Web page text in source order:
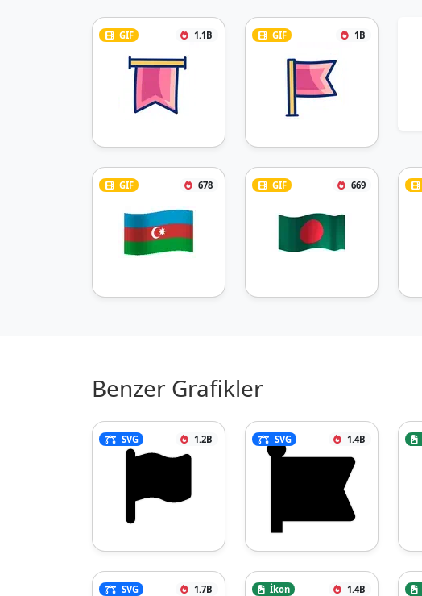
GIF 1.1B GIF 1B
GIF 678 GIF 669
Benzer Grafikler
SVG 1.2B SVG 1.4B
SVG 1.7B İkon 1.4B